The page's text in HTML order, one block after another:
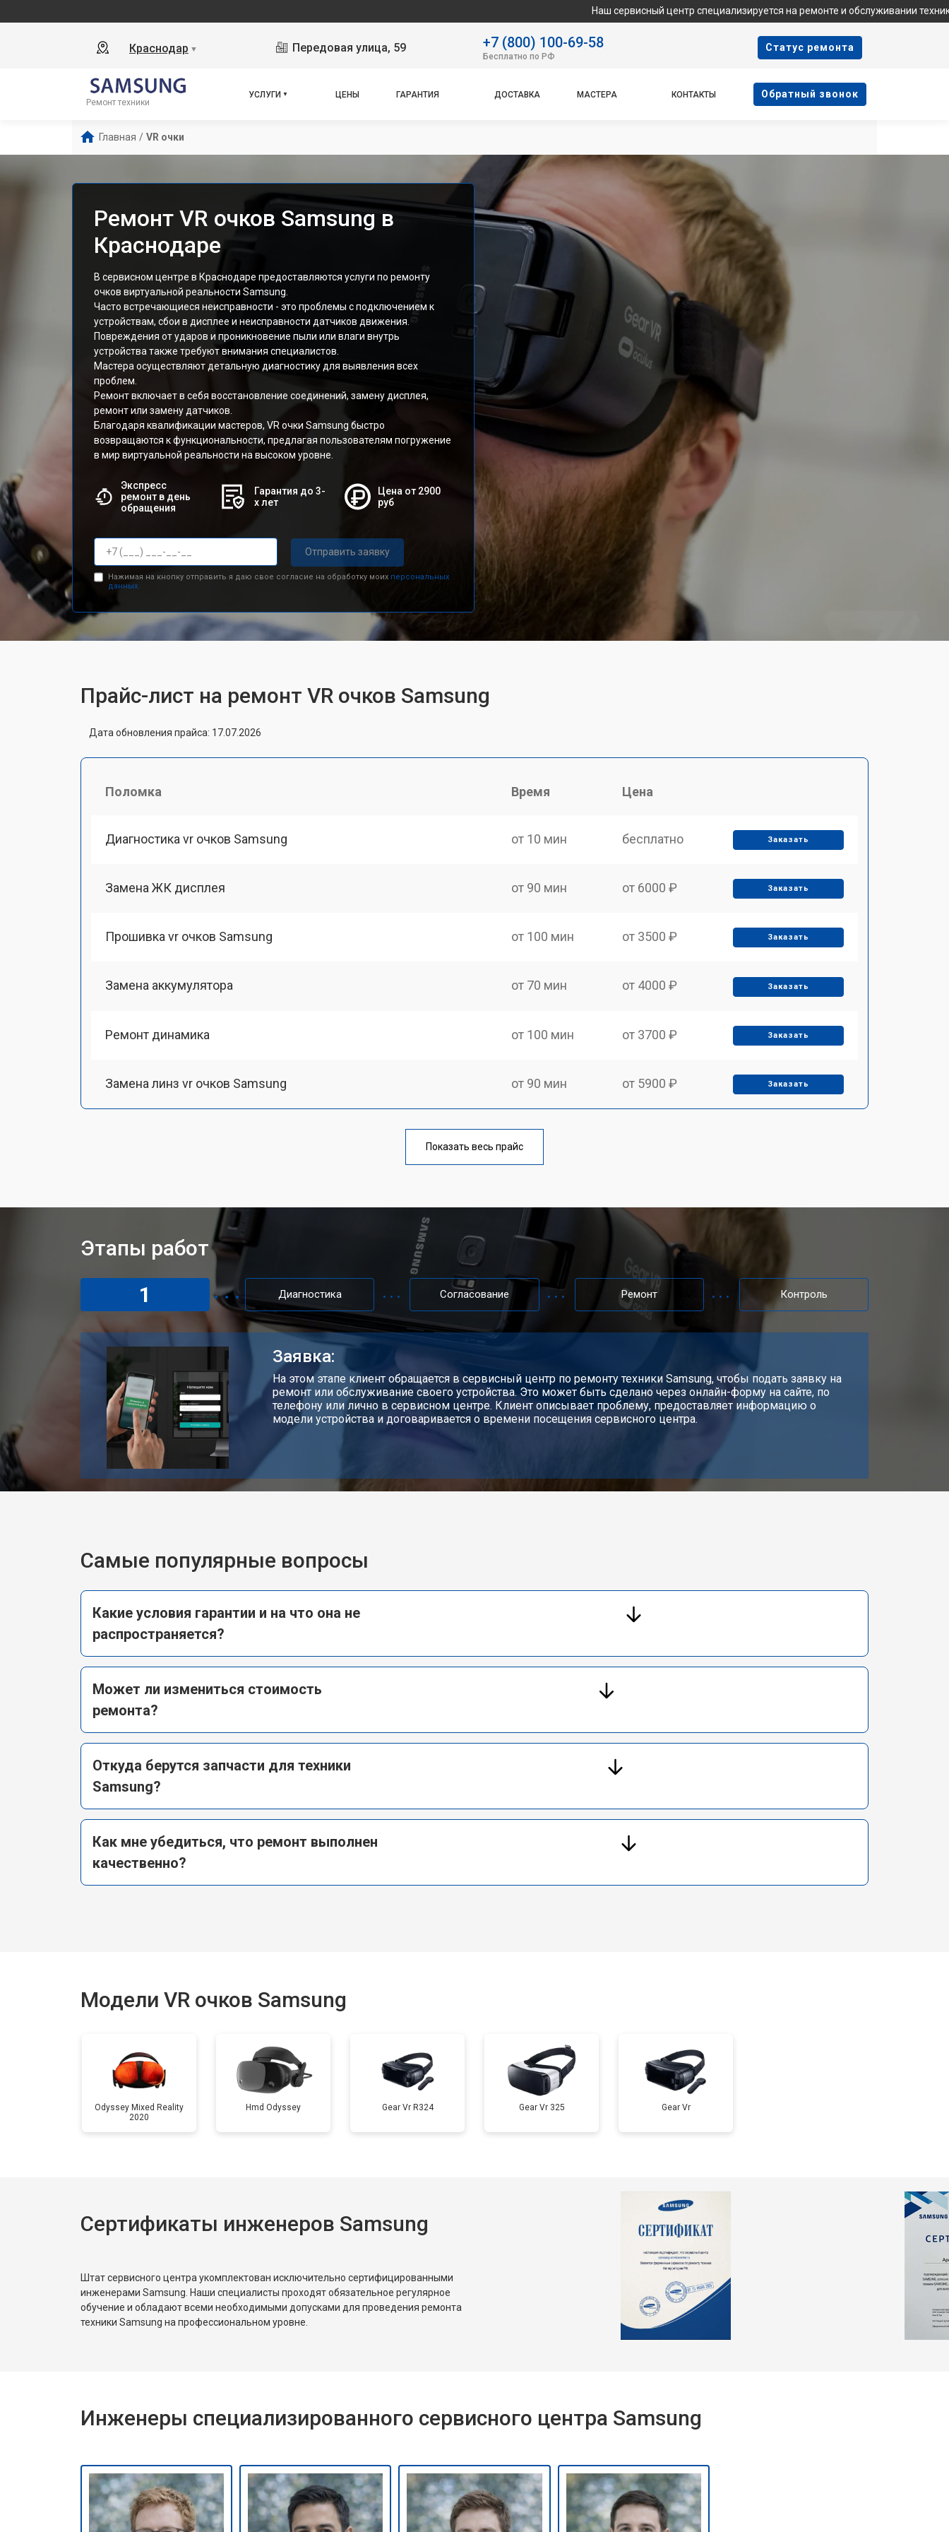
Наш сервисный центр специализируется на ремонте и обслуживании техники Samsung.
Краснодар ▼ Передовая улица, 59 +7 (800) 100-69-58
Бесплатно по РФ
Cтатус ремонта
Ремонт техники
УСЛУГИ ЦЕНЫ ГАРАНТИЯ ДОСТАВКА МАСТЕРА КОНТАКТЫ Oбратный звонок
Главная / VR очки
Ремонт VR очков Samsung в
Краснодаре
В сервисном центре в Краснодаре предоставляются услуги по ремонту
очков виртуальной реальности Samsung.
Часто встречающиеся неисправности - это проблемы с подключением к
устройствам, сбои в дисплее и неисправности датчиков движения.
Повреждения от ударов и проникновение пыли или влаги внутрь
устройства также требуют внимания специалистов.
Мастера осуществляют детальную диагностику для выявления всех
проблем.
Ремонт включает в себя восстановление соединений, замену дисплея,
ремонт или замену датчиков.
Благодаря квалификации мастеров, VR очки Samsung быстро
возвращаются к функциональности, предлагая пользователям погружение
в мир виртуальной реальности на высоком уровне.
Экспресс
ремонт в день
обращения
Гарантия до 3-
х лет
Цена от 2900
руб
Отправить заявку
Нажимая на кнопку отправить я даю свое согласие на обработку моих персональных
данных.
Прайс-лист на ремонт VR очков Samsung
Дата обновления прайса: 17.07.2026
Поломка Время Цена
Диагностика vr очков Samsung от 10 мин бесплатно Заказать
Замена ЖК дисплея от 90 мин от 6000 ₽ Заказать
Прошивка vr очков Samsung от 100 мин от 3500 ₽ Заказать
Замена аккумулятора от 70 мин от 4000 ₽ Заказать
Ремонт динамика от 100 мин от 3700 ₽ Заказать
Замена линз vr очков Samsung от 90 мин от 5900 ₽ Заказать
от 110 мин
Показать весь прайс
Этапы работ
1
Диагностика Согласование Ремонт Контроль
Заявка:
На этом этапе клиент обращается в сервисный центр по ремонту техники Samsung, чтобы подать заявку на
ремонт или обслуживание своего устройства. Это может быть сделано через онлайн-форму на сайте, по
телефону или лично в сервисном центре. Клиент описывает проблему, предоставляет информацию о
модели устройства и договаривается о времени посещения сервисного центра.
Самые популярные вопросы
Какие условия гарантии и на что она не
распространяется?
Может ли измениться стоимость
ремонта?
Откуда берутся запчасти для техники
Samsung?
Как мне убедиться, что ремонт выполнен
качественно?
Модели VR очков Samsung
Odyssey Mixed Reality
2020
Hmd Odyssey Gear Vr R324 Gear Vr 325 Gear Vr
Сертификаты инженеров Samsung
Штат сервисного центра укомплектован исключительно сертифицированными
инженерами Samsung. Наши специалисты проходят обязательное регулярное
обучение и обладают всеми необходимыми допусками для проведения ремонта
техники Samsung на профессиональном уровне.
Инженеры специализированного сервисного центра Samsung